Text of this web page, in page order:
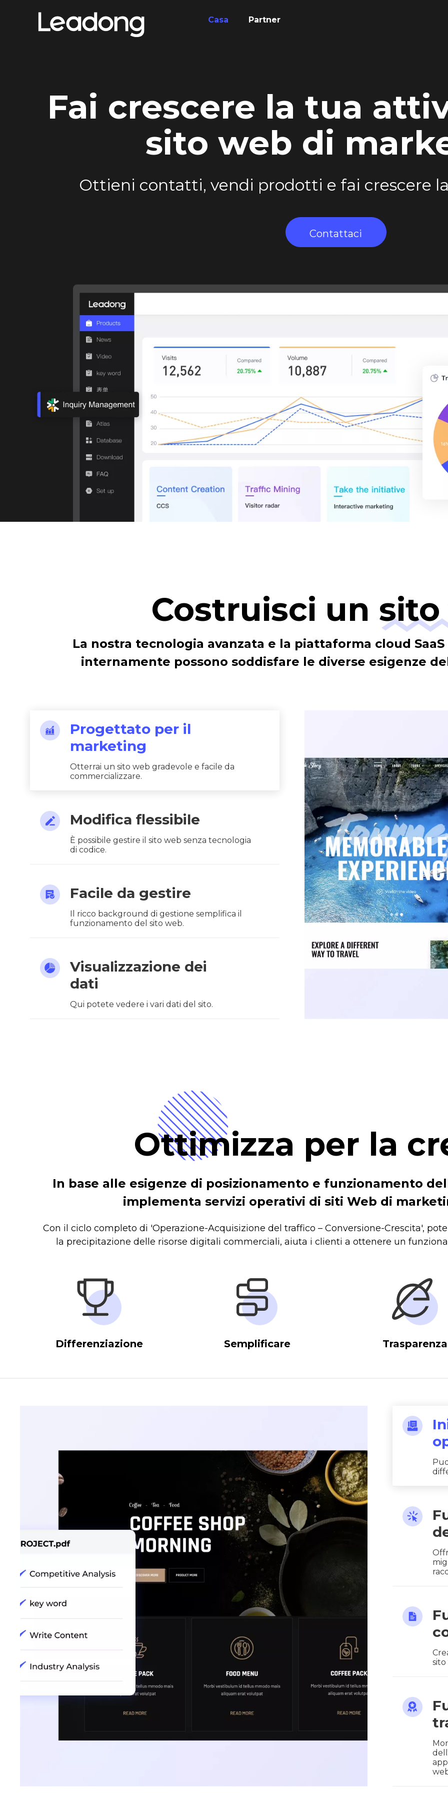
Casa Partner
Fai crescere la tua
sito web di
Ottieni contatti, vendi prodotti e fai crescere
Contattaci
Costruisci un
La nostra tecnologia avanzata e la piattaforma cloud
internamente possono soddisfare le diverse esigenze
Progettato per il
marketing
Otterrai un sito web gradevole e facile da
commercializzare.
Modifica flessibile
È possibile gestire il sito web senza tecnologia
di codice.
Facile da gestire
Il ricco background di gestione semplifica il
funzionamento del sito web.
Visualizzazione dei
dati
Qui potete vedere i vari dati del sito.
Ottimizza per la
In base alle esigenze di posizionamento e funzionamento
implementa servizi operativi di siti Web di
Con il ciclo completo di 'Operazione-Acquisizione del traffico – Conversione-Crescita',
la precipitazione delle risorse digitali commerciali, aiuta i clienti a ottenere un
Differenziazione Semplificare Trasparenza